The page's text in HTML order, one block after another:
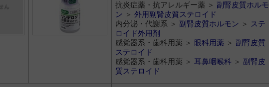
抗炎症薬・抗アレルギー薬 ＞ 副腎皮質ホルモ
ン ＞ 外用副腎皮質ステロイド
内分泌・代謝系 ＞ 副腎皮質ホルモン ＞ ステ
ロイド外用剤
感覚器系・歯科用薬 ＞ 眼科用薬 ＞ 副腎皮質
ステロイド
感覚器系・歯科用薬 ＞ 耳鼻咽喉科 ＞ 副腎皮
質ステロイド